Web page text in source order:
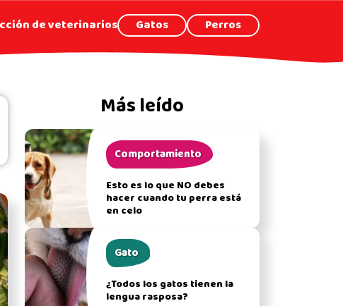
de veterinarios Gatos Perros
Más leído
Comportamiento
Esto es lo que NO debes
hacer cuando tu perra está
en celo
Gato
¿Todos los gatos tienen la
lengua rasposa?